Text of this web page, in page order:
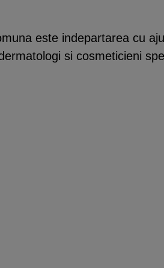
este indepartarea cu
si cosmeticieni